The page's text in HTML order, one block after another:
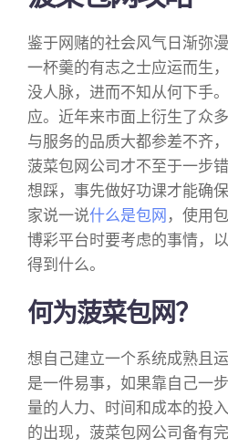
鉴于网赌的社会风气日渐弥
一杯羹的有志之士应运而生
没人脉，进而不知从何下手
应。近年来市面上衍生了众
与服务的品质大都参差不齐
菠菜包网公司才不至于一步
想踩，事先做好功课才能确
家说一说什么是包网 ，使用
博彩平台时要考虑的事情，
得到什么。
何为菠菜包网？
想自己建立一个系统成熟且
是一件易事，如果靠自己一
量的人力、时间和成本的投
的出现，菠菜包网公司备有